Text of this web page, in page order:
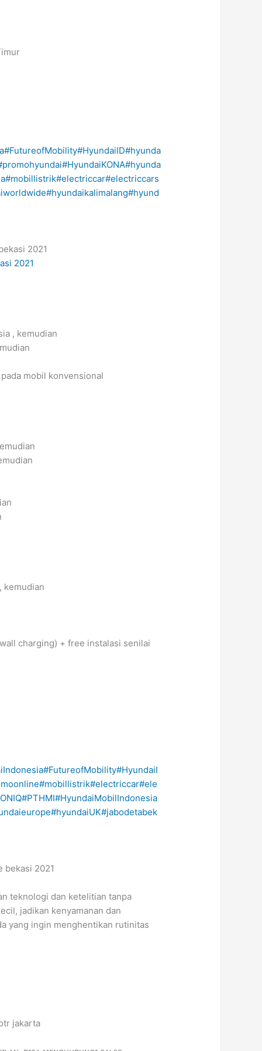
#FutureofMobility#HyundaiID#hyunda
#HyundaiKONA#hyunda
#mobillistrik#electriccar#electriccars
#hyundaikalimalang#hyund
, kemudian
mobil konvensional
kemudian
charging) + free instalasi senilai
#FutureofMobility#HyundaiI
#mobillistrik#electriccar#ele
#PTHMI#HyundaiMobilIndonesia
#hyundaiUK#jabodetabek
teknologi dan ketelitian tanpa
jadikan kenyamanan dan
yang ingin menghentikan rutinitas
jakarta